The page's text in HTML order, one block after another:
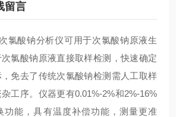
留言
氯酸钠分析仪可用于次氯酸钠原液生
氯酸钠原液直接取样检测，快速确定
免去了传统次氯酸钠检测需人工取样
工序。仪器更有0.01%-2%和2%-16%
功能，具有温度补偿功能，测量更准